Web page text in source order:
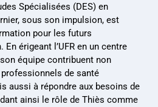
Spécialisées (DES) en
sous son impulsion, est
pour les futurs
érigeant l’UFR en un centre
équipe contribuent non
de santé
aussi à répondre aux besoins de
ainsi le rôle de Thiès comme